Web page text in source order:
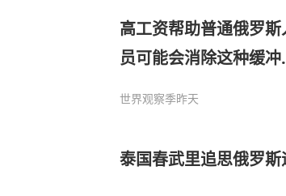
高工资帮助普通俄罗
员可能会消除这种缓
世界观察季昨天
泰国春武里追思俄罗